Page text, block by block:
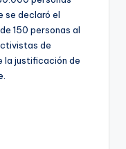
se declaró el
150 personas al
de
la justificación de